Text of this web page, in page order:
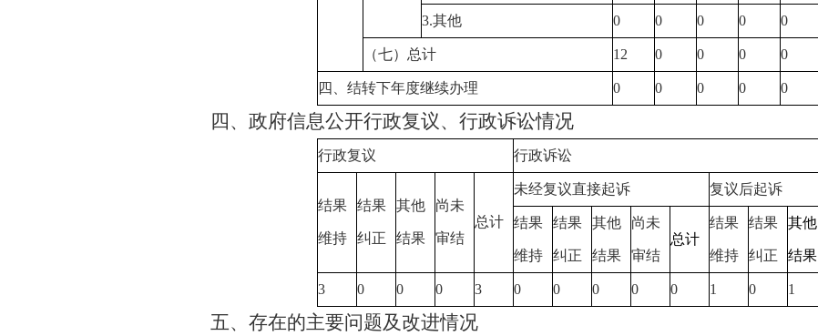
3.其他 0 0 0 0 0
（七）总计 12 0 0 0 0
四、结转下年度继续办理 0 0 0 0 0
四、政府信息公开行政复议、行政诉讼情况
行政复议 行政诉讼
结果
维持
结果
纠正
其他
结果
尚未
审结
总计
未经复议直接起诉 复议后起诉
结果
维持
结果
纠正
其他
结果
尚未
审结
总计
结果
维持
结果
纠正
其他
结果
3 0 0 0 3 0 0 0 0 0 1 0 1
五、存在的主要问题及改进情况